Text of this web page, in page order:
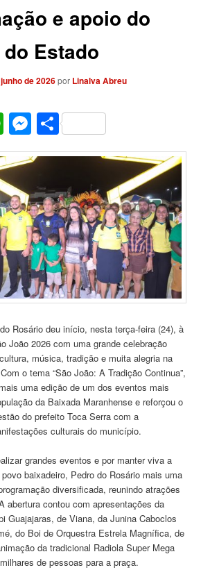
e apoio do
Estado
de 2026por Linalva Abreu
WhatsApp
Messenger
Share
Rosário deu início, nesta terça-feira (24), à
João 2026 com uma grande celebração
música, tradição e muita alegria na
o tema “São João: A Tradição Continua”,
uma edição de um dos eventos mais
da Baixada Maranhense e reforçou o
do prefeito Toca Serra com a
culturais do município.
grandes eventos e por manter viva a
baixadeiro, Pedro do Rosário mais uma
diversificada, reunindo atrações
abertura contou com apresentações da
Guajajaras, de Viana, da Junina Caboclos
do Boi de Orquestra Estrela Magnífica, de
da tradicional Radiola Super Mega
de pessoas para a praça.